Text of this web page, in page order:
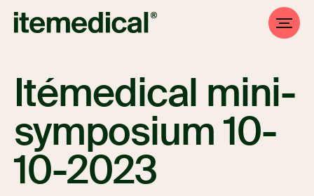
Itémedical mini-
symposium 10-
10-2023